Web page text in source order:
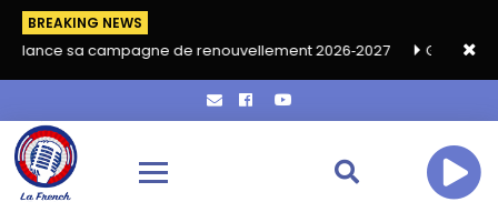
BREAKING NEWS
de renouvellement 2026‑2027 Grand café de rentrée